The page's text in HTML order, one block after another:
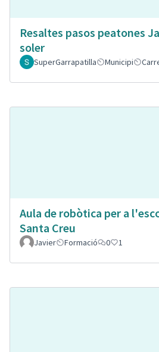
Resaltes pasos peatones
soler
SuperGarrapatilla Municipi
Aula de robòtica per a
Santa Creu
Javier Formació 0 1